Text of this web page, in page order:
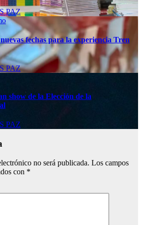
PAZ
fechas para la experiencia Tren
PAZ
show de la Elección de la
PAZ
no será publicada. Los campos
con *